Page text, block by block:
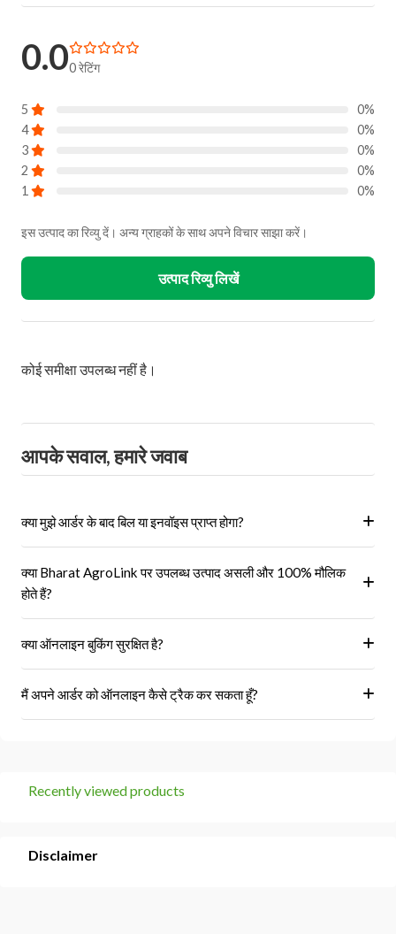
0.00 रेटिंग
5
0%
4
0%
3
0%
2
0%
1
0%
इस उत्पाद का रिव्यु दें। अन्य ग्राहकों के साथ अपने विचार साझा करें।
उत्पाद रिव्यु लिखें
कोई समीक्षा उपलब्ध नहीं है।
आपके सवाल, हमारे जवाब
क्या मुझे आर्डर के बाद बिल या इनवॉइस प्राप्त होगा?
ऑर्डर' अनुभाग में एक इनवॉइस प्राप्त होगा।
क्या Bharat AgroLink पर उपलब्ध उत्पाद असली और 100% मौलिक
होते हैं?
क्या ऑनलाइन बुकिंग सुरक्षित है?
मैं अपने आर्डर को ऑनलाइन कैसे ट्रैक कर सकता हूँ?
Recently viewed products
Disclaimer